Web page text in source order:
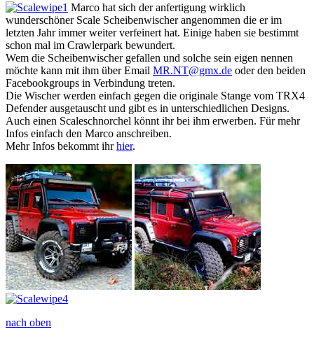
Marco hat sich der anfertigung wirklich
wunderschöner Scale Scheibenwischer angenommen die er im
letzten Jahr immer weiter verfeinert hat. Einige haben sie bestimmt
schon mal im Crawlerpark bewundert.
Wem die Scheibenwischer gefallen und solche sein eigen nennen
möchte kann mit ihm über Email MR.NT@gmx.de oder den beiden
Facebookgroups in Verbindung treten.
Die Wischer werden einfach gegen die originale Stange vom TRX4
Defender ausgetauscht und gibt es in unterschiedlichen Designs.
Auch einen Scaleschnorchel könnt ihr bei ihm erwerben. Für mehr
Infos einfach den Marco anschreiben.
Mehr Infos bekommt ihrhier.
nach oben